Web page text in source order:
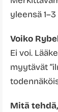
yleensä
Voiko
Ei voi.
myytävät
Mitä